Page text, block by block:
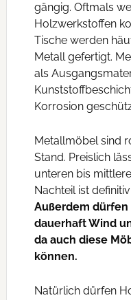
gängig. Oftmals
Holzwerkstoffen
Tische werden
Metall gefertigt.
als
Korrosion
Metallmöbel sind
Stand. Preislich
unteren bis
Nachteil ist
Außerdem
dauerhaft Wind
da auch diese
können.
Natürlich dürfen